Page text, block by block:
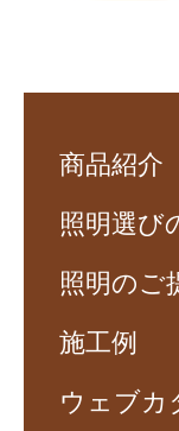
商品紹介
照明選び
照明のご
施工例
ウェブカ